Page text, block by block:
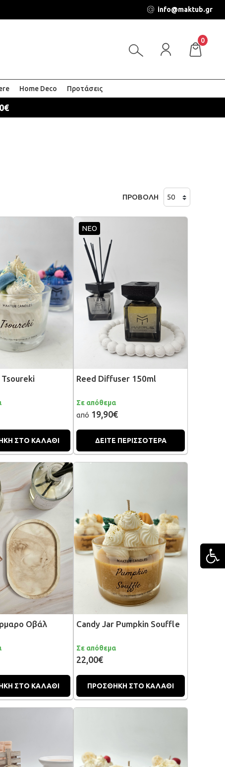
info@maktub.gr
0
Home Deco Προτάσεις
ΠΡΟΒΟΛΗ
Tsoureki
ΣΤΟ ΚΑΛΑΘΙ
ΝΕΟ
Reed Diffuser 150ml
Σε απόθεμα
από 19,90€
ΔΕΙΤΕ ΠΕΡΙΣΣΟΤΕΡΑ
Οβάλ
ΣΤΟ ΚΑΛΑΘΙ
Candy Jar Pumpkin Souffle
Σε απόθεμα
22,00€
ΠΡΟΣΘΗΚΗ ΣΤΟ ΚΑΛΑΘΙ